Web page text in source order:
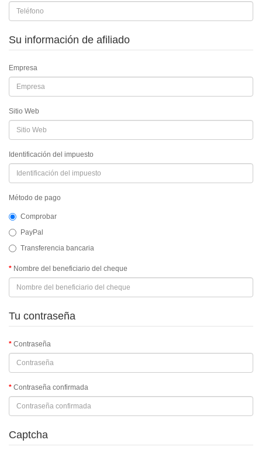
Su información de afiliado
Empresa
Sitio Web
Identificación del impuesto
Método de pago
Comprobar
PayPal
Transferencia bancaria
Nombre del beneficiario del cheque
Tu contraseña
Contraseña
Contraseña confirmada
Captcha